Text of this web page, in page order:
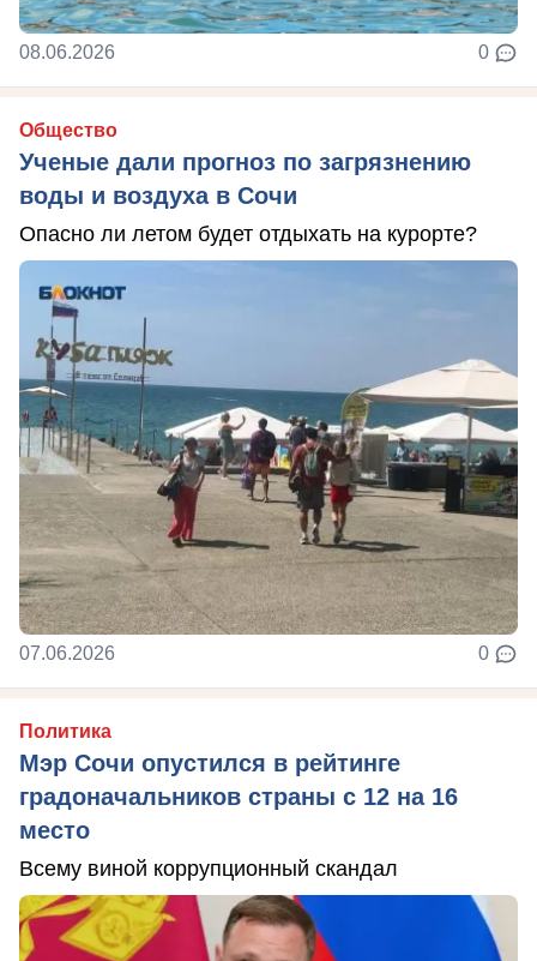
08.06.2026 0
Общество
Ученые дали прогноз по загрязнению
воды и воздуха в Сочи
Опасно ли летом будет отдыхать на курорте?
07.06.2026 0
Политика
Мэр Сочи опустился в рейтинге
градоначальников страны с 12 на 16
место
Всему виной коррупционный скандал